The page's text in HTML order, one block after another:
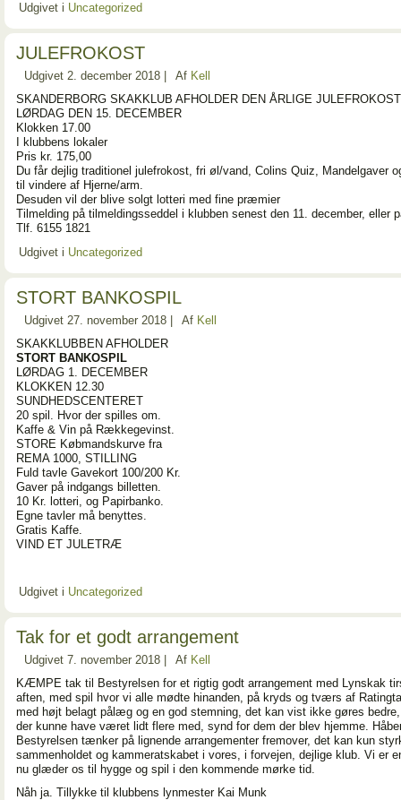
Udgivet i Uncategorized
JULEFROKOST
Udgivet 2. december 2018 Af Kell
SKANDERBORG SKAKKLUB AFHOLDER DEN ÅRLIGE JULEFROKOST
LØRDAG DEN 15. DECEMBER
Klokken 17.00
I klubbens lokaler
Pris kr. 175,00
Du får dejlig traditionel julefrokost, fri øl/vand, Colins Quiz, Mandelgaver
til vindere af Hjerne/arm.
Desuden vil der blive solgt lotteri med fine præmier
Tilmelding på tilmeldingsseddel i klubben senest den 11. december, eller
Tlf. 6155 1821
Udgivet i Uncategorized
STORT BANKOSPIL
Udgivet 27. november 2018 Af Kell
SKAKKLUBBEN AFHOLDER
STORT BANKOSPIL
LØRDAG 1. DECEMBER
KLOKKEN 12.30
SUNDHEDSCENTERET
20 spil. Hvor der spilles om.
Kaffe & Vin på Rækkegevinst.
STORE Købmandskurve fra
REMA 1000, STILLING
Fuld tavle Gavekort 100/200 Kr.
Gaver på indgangs billetten.
10 Kr. lotteri, og Papirbanko.
Egne tavler må benyttes.
Gratis Kaffe.
VIND ET JULETRÆ
Udgivet i Uncategorized
Tak for et godt arrangement
Udgivet 7. november 2018 Af Kell
KÆMPE tak til Bestyrelsen for et rigtig godt arrangement med Lynskak
aften, med spil hvor vi alle mødte hinanden, på kryds og tværs af
med højt belagt pålæg og en god stemning, det kan vist ikke gøres
der kunne have været lidt flere med, synd for dem der blev hjemme.
Bestyrelsen tænker på lignende arrangementer fremover, det kan kun
sammenholdet og kammeratskabet i vores, i forvejen, dejlige klub. Vi er
nu glæder os til hygge og spil i den kommende mørke tid.
Nåh ja. Tillykke til klubbens lynmester Kai Munk